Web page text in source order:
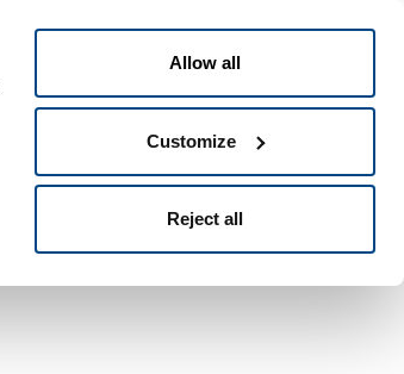
Allow all
Customize
Reject all